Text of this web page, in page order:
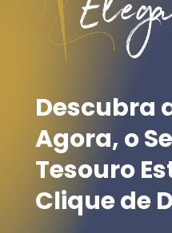
be
chosen
on
product
page
Descubra
Agora,o
Tesouro
Cliquede